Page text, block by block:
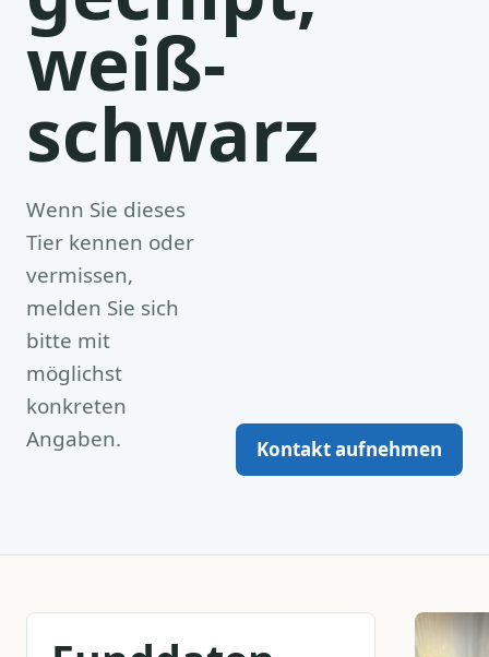
weiß-
schwarz
Wenn Sie dieses
Tier kennen oder
vermissen,
melden Sie sich
bitte mit
möglichst
konkreten
Angaben.
Kontakt aufnehmen